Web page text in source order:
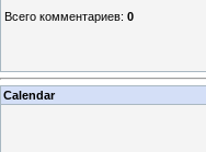
Всего комментариев: 0
Calendar